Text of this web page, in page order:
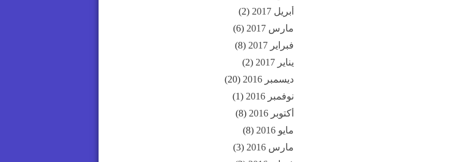
أبريل 2017
(2)
مارس 2017
(6)
فبراير 2017
(8)
يناير 2017
(2)
ديسمبر 2016
(20)
نوفمبر 2016
(1)
أكتوبر 2016
(8)
مايو 2016
(8)
مارس 2016
(3)